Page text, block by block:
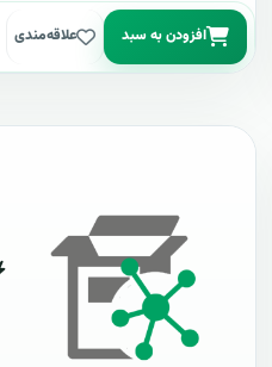
افزودن به سبد علاقه‌مندی